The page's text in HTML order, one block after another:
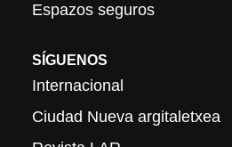
Espazos seguros
SÍGUENOS
Internacional
Ciudad Nueva argitaletxea